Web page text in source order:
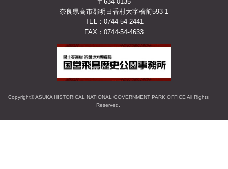
奈良県高市郡明日香村大字檜前593-1
TEL：0744-54-2441
FAX：0744-54-4633
Copyright© ASUKA HISTORICAL NATIONAL GOVERNMENT PARK OFFICE All Rights
Reserved.